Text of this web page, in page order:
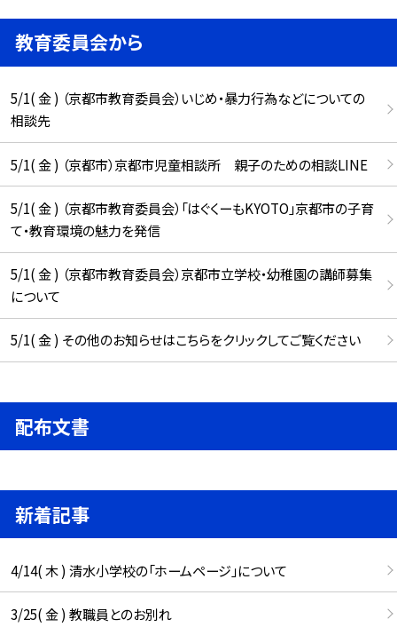
教育委員会から
5/1( 金 ) （京都市教育委員会）いじめ・暴力行為などについての
相談先
5/1( 金 ) （京都市）京都市児童相談所 親子のための相談LINE
5/1( 金 ) （京都市教育委員会）「はぐくーもKYOTO」京都市の子育
て・教育環境の魅力を発信
5/1( 金 ) （京都市教育委員会）京都市立学校・幼稚園の講師募集
について
5/1( 金 ) その他のお知らせはこちらをクリックしてご覧ください
配布文書
新着記事
4/14( 木 ) 清水小学校の「ホームページ」について
3/25( 金 ) 教職員とのお別れ